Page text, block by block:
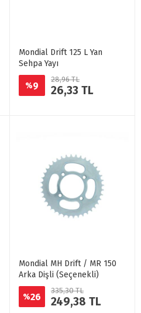
Mondial Drift 125 L Yan
Sehpa Yayı
%9
28,96 TL
26,33 TL
Mondial MH Drift / MR 150
Arka Dişli (Seçenekli)
%26
335,30 TL
249,38 TL